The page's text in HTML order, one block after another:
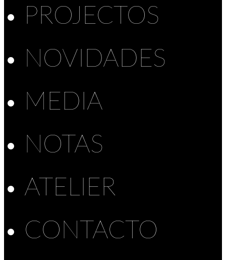
PROJECTOS
NOVIDADES
MEDIA
NOTAS
ATELIER
CONTACTO